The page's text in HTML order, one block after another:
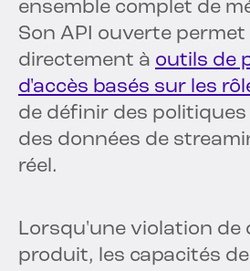
ensemble complet de
Son API ouverte
directement à outils de
d'accès basés sur les
de définir des
des données de
réel.
Lorsqu'une violation de
produit, les capacités de